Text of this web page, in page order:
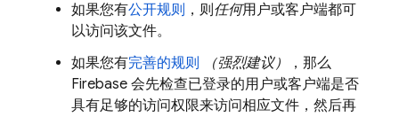
如果您有公开规则 ，则任何用户或客户端都可
以访问该文件。
如果您有完善的规则 （强烈建议）
，那么
Firebase 会先检查已登录的用户或客户端是否
具有足够的访问权限来访问相应文件，然后再